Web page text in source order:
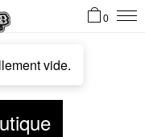
0
vide.